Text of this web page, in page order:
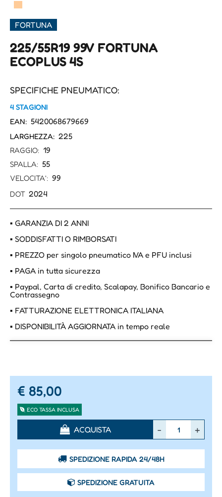
▀
FORTUNA
225/55R19 99V FORTUNA
ECOPLUS 4S
SPECIFICHE PNEUMATICO:
4 STAGIONI
EAN: 5420068679669
LARGHEZZA: 225
RAGGIO: 19
SPALLA: 55
VELOCITA': 99
DOT 2024
▪ GARANZIA DI 2 ANNI
▪ SODDISFATTI O RIMBORSATI
▪ PREZZO per singolo pneumatico IVA e PFU inclusi
▪ PAGA in tutta sicurezza
▪ Paypal, Carta di credito, Scalapay, Bonifico Bancario e
Contrassegno
▪ FATTURAZIONE ELETTRONICA ITALIANA
▪ DISPONIBILITÀ AGGIORNATA in tempo reale
€ 85,00
ECO TASSA INCLUSA
ACQUISTA
SPEDIZIONE RAPIDA 24/48H
SPEDIZIONE GRATUITA